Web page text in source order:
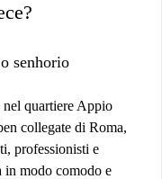
senhorio
quartiere Appio
collegate di Roma,
professionisti e
in modo comodo e